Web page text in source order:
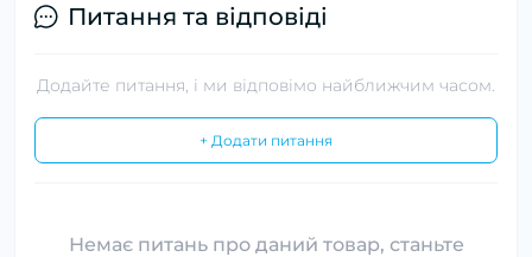
Питання та відповіді
Додайте питання, і ми відповімо найближчим часом.
+ Додати питання
Немає питань про даний товар, станьте